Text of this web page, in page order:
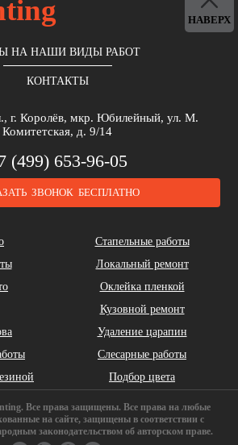
Dodge
НА НАШИ ВИДЫ РАБОТ
КОНТАКТЫ
г. Королёв, мкр. Юбилейный, ул. М.
Комитетская, д. 9/14
(499) 653-96-05
ЗВОНОК БЕСПЛАТНО
Стапельные работы
Локальный ремонт
Оклейка пленкой
Кузовной ремонт
Удаление царапин
Слесарные работы
Подбор цвета
НАВЕРХ
Все права защищены. Все права на любые
на сайте, защищены в соответствии с
законодательством об авторском праве.